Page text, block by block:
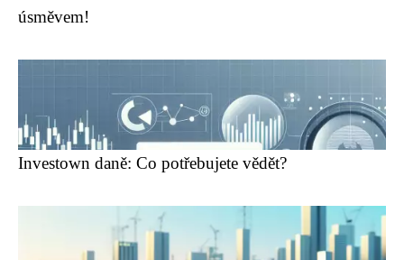
úsměvem!
Investown daně: Co potřebujete vědět?